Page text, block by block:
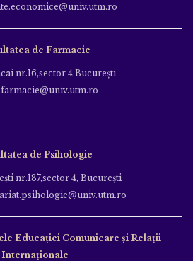
de Farmacie
nr.16,sector 4 Bucureşti
de Psihologie
nr.187,sector 4, Bucureşti
Educației Comunicare și Relații
Internaționale